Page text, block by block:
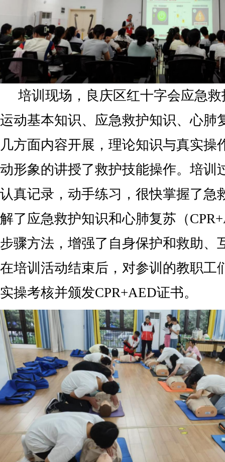
培训现场，良庆区红十字会应急
运动基本知识、应急救护知识、心肺
几方面内容开展，理论知识与真实操
动形象的讲授了救护技能操作。培训
认真记录，动手练习，很快掌握了急
解了应急救护知识和心肺复苏（
步骤方法，增强了自身保护和救助、
在培训活动结束后，对参训的教职工
实操考核并颁发CPR+AED证书。